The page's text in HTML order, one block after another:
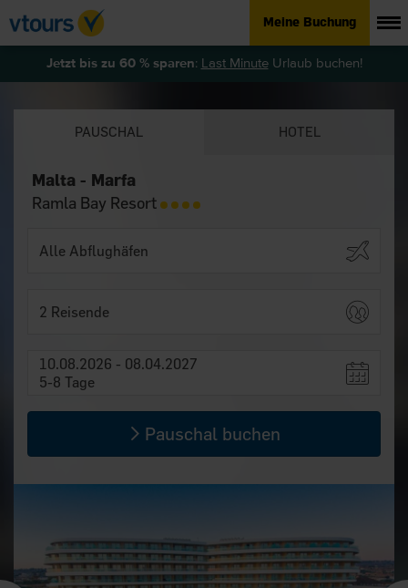
Meine Buchung
Jetzt bis zu 60 % sparen: Last MinuteUrlaub buchen!
PAUSCHAL HOTEL
Malta - Marfa
Ramla Bay Resort
2 Reisende
10.08.2026 - 08.04.2027
5-8 Tage
Pauschal buchen